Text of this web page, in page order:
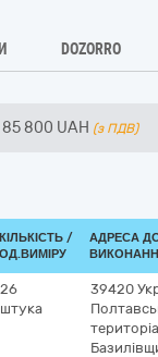
DOZORRO
85 800 UAH (з ПДВ)
КІЛЬКІСТЬ /
ОД.ВИМІРУ
АДРЕСА
26
штука
39420